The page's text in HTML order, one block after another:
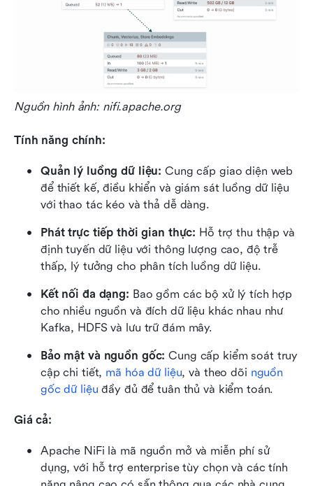
Nguồn hình ảnh: nifi.apache.org
Tính năng chính:
Quản lý luồng dữ liệu: Cung cấp giao diện web
để thiết kế, điều khiển và giám sát luồng dữ liệu
với thao tác kéo và thả dễ dàng.
Phát trực tiếp thời gian thực: Hỗ trợ thu thập và
định tuyến dữ liệu với thông lượng cao, độ trễ
thấp, lý tưởng cho phân tích luồng dữ liệu.
Kết nối đa dạng: Bao gồm các bộ xử lý tích hợp
cho nhiều nguồn và đích dữ liệu khác nhau như
Kafka, HDFS và lưu trữ đám mây.
Bảo mật và nguồn gốc: Cung cấp kiểm soát truy
cập chi tiết, mã hóa dữ liệu, và theo dõi nguồn
gốc dữ liệu đầy đủ để tuân thủ và kiểm toán.
Giá cả:
Apache NiFi là mã nguồn mở và miễn phí sử
dụng, với hỗ trợ enterprise tùy chọn và các tính